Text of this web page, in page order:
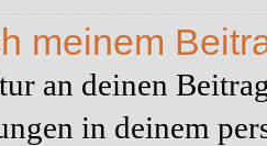
meinem
an deinen
in deinem